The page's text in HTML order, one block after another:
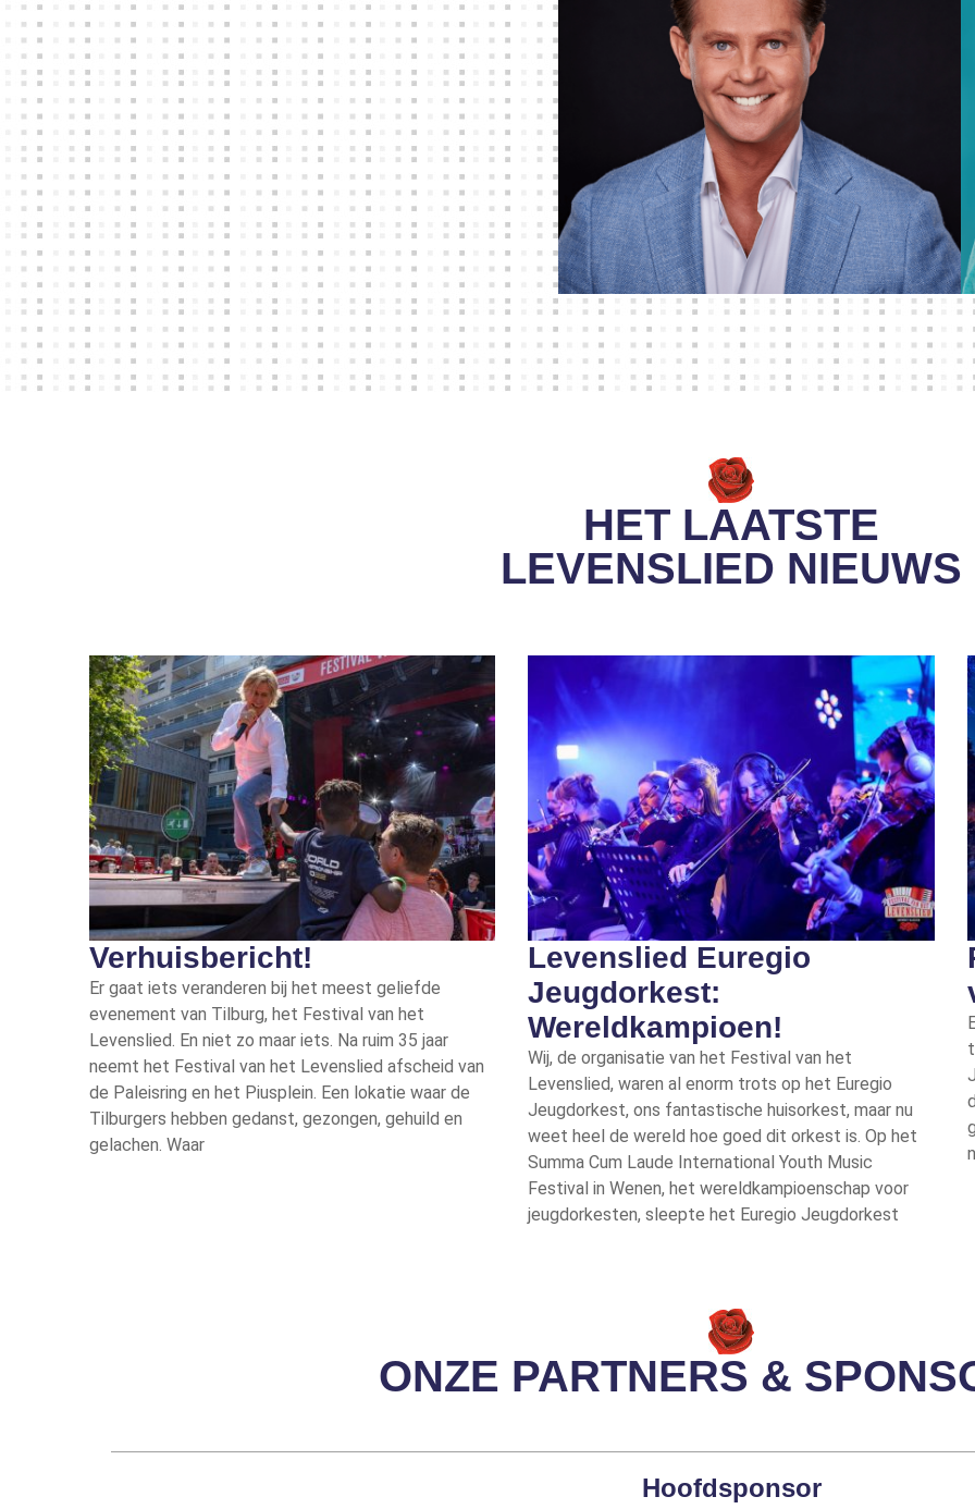
HET LAATSTE
LEVENSLIED NIEUWS
Verhuisbericht!
Er gaat iets veranderen bij het meest geliefde
evenement van Tilburg, het Festival van het
Levenslied. En niet zo maar iets. Na ruim 35 jaar
neemt het Festival van het Levenslied afscheid van
de Paleisring en het Piusplein. Een lokatie waar de
Tilburgers hebben gedanst, gezongen, gehuild en
gelachen. Waar
Levenslied Euregio
Jeugdorkest:
Wereldkampioen!
Wij, de organisatie van het Festival van het
Levenslied, waren al enorm trots op het Euregio
Jeugdorkest, ons fantastische huisorkest, maar nu
weet heel de wereld hoe goed dit orkest is. Op het
Summa Cum Laude International Youth Music
Festival in Wenen, het wereldkampioenschap voor
jeugdorkesten, sleepte het Euregio Jeugdorkest
ONZE PARTNERS &
Hoofdsponsor